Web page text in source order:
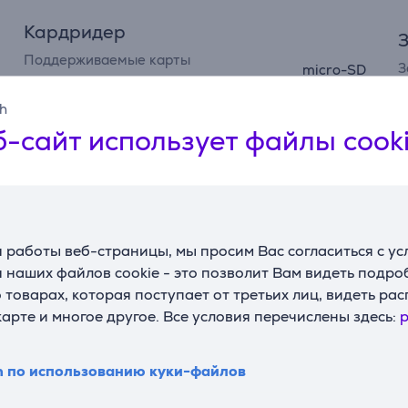
сайт использует файлы
веб-страницы, мы просим Вас согласиться с
наших файлов cookie - это позволит Вам видеть
которая поступает от третьих лиц, видеть
и многое другое. Все условия перечислены здесь:
по использованию куки-файлов
Кардридер
Поддерживаемые карты
памяти
micro-SD
Аккумулятор
Описание
емким аккумулятором Enduro 1900 мАч, который
подключения питания обеспечивает постоянное